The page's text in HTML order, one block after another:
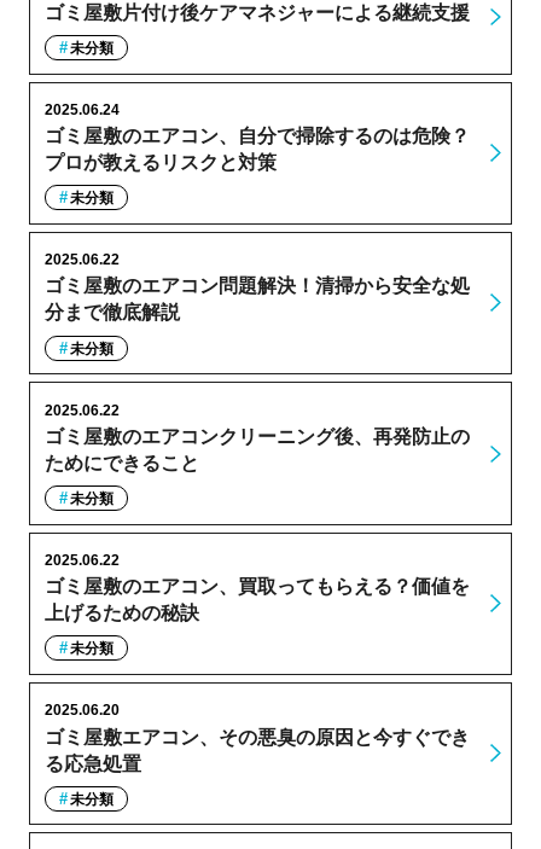
ゴミ屋敷片付け後ケアマネジャーによる継続支援
未分類
ゴミ屋敷のエアコン、自分で掃除するのは危険？
プロが教えるリスクと対策
2025.06.24
未分類
ゴミ屋敷のエアコン問題解決！清掃から安全な処
分まで徹底解説
2025.06.22
未分類
ゴミ屋敷のエアコンクリーニング後、再発防止の
ためにできること
2025.06.22
未分類
ゴミ屋敷のエアコン、買取ってもらえる？価値を
上げるための秘訣
2025.06.22
未分類
ゴミ屋敷エアコン、その悪臭の原因と今すぐでき
る応急処置
2025.06.20
未分類